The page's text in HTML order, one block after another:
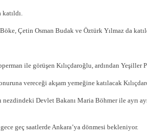
Çetin Osman Budak ve Öztürk Yılmaz da
ile görüşen Kılıçdaroğlu, ardından Yeşiller
vereceği akşam yemeğine katılacak
Devlet Bakanı Maria Böhmer ile
geç saatlerde Ankara’ya dönmesi bekleniyor.